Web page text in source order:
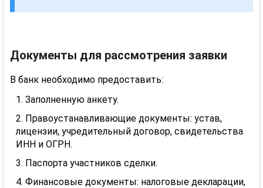
Документы для рассмотрения заявки
В банк необходимо предоставить:
Заполненную анкету.
Правоустанавливающиедокументы: устав,
лицензии, учредительный договор, свидетельства
ИНН и ОГРН.
Паспорта участников сделки.
Финансовые документы: налоговые декларации,